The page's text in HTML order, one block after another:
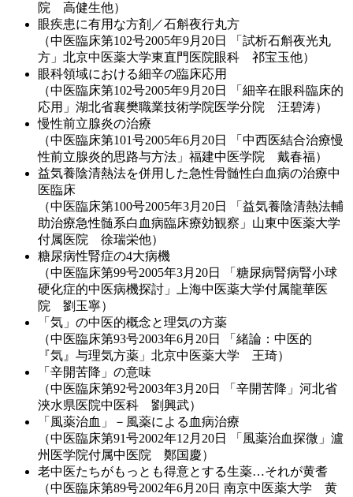
院 高健生他）
眼疾患に有用な方剤／石斛夜行丸方
（中医臨床第102号2005年9月20日 「試析石斛夜光丸
方」北京中医薬大学東直門医院眼科 祁宝玉他）
眼科領域における細辛の臨床応用
（中医臨床第102号2005年9月20日 「細辛在眼科臨床的
応用」湖北省襄樊職業技術学院医学分院 汪碧涛）
慢性前立腺炎の治療
（中医臨床第101号2005年6月20日 「中西医結合治療慢
性前立腺炎的思路与方法」福建中医学院 戴春福）
益気養陰清熱法を併用した急性骨髄性白血病の治療中
医臨床
（中医臨床第100号2005年3月20日 「益気養陰清熱法輔
助治療急性髄系白血病臨床療効観察」山東中医薬大学
付属医院 徐瑞栄他）
糖尿病性腎症の4大病機
（中医臨床第99号2005年3月20日 「糖尿病腎病腎小球
硬化症的中医病機探討」上海中医薬大学付属龍華医
院 劉玉寧）
「気」の中医的概念と理気の方薬
（中医臨床第93号2003年6月20日 「緒論：中医的
『気』与理気方薬」北京中医薬大学 王琦）
「辛開苦降」の意味
（中医臨床第92号2003年3月20日 「辛開苦降」河北省
浹水県医院中医科 劉興武）
「風薬治血」－風薬による血病治療
（中医臨床第91号2002年12月20日 「風薬治血探微」瀘
州医学院付属中医院 鄭国慶）
老中医たちがもっとも得意とする生薬…それが黄耆
（中医臨床第89号2002年6月20日 南京中医薬大学 黄